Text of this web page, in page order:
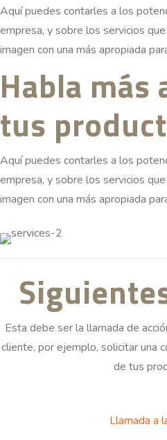
Aquí puedes contarles a los
empresa, y sobre los servicios
imagen con una más apropiada
Habla más
tus
Aquí puedes contarles a los
empresa, y sobre los servicios
imagen con una más apropiada
Esta debe ser la llamada de
cliente, por ejemplo, solicitar una
de tus
Llamada a